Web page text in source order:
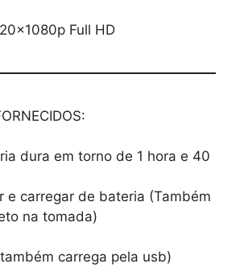
Full HD
dura em torno de 1 hora e 40
e carregar de bateria (Também
na tomada)
carrega pela usb)